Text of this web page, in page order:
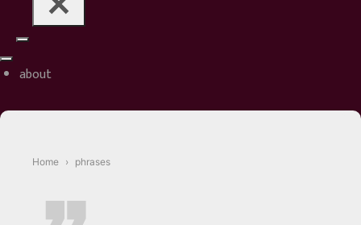
Navigation
Menu
Navigation
about
Home phrases